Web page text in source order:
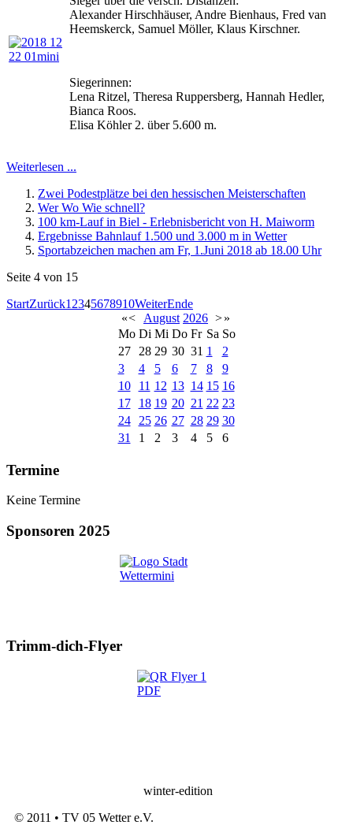
Alexander Hirschhäuser, Andre Bienhaus, Fred van
Heemskerck, Samuel Möller, Klaus Kirschner.
Siegerinnen:
Lena Ritzel, Theresa Ruppersberg, Hannah Hedler,
Bianca Roos.
Elisa Köhler 2. über 5.600 m.
Weiterlesen ...
Zwei Podestplätze bei den hessischen Meisterschaften
Wer Wo Wie schnell?
100 km-Lauf in Biel - Erlebnisbericht von H. Maiworm
Ergebnisse Bahnlauf 1.500 und 3.000 m in Wetter
Sportabzeichen machen am Fr, 1.Juni 2018 ab 18.00 Uhr
Seite 4 von 15
StartZurück1 2345678910WeiterEnde
«< August 2026 >»
Mo Di Mi Do Fr Sa So
27
28 29 30 31 1
2
3
4 5 6 7 8
9
10
11 12 13 14 15 16
17
18 19 20 21 22 23
24
25 26 27 28 29 30
31
1 2 3 4 5 6
Termine
Keine Termine
Sponsoren 2025
Trimm-dich-Flyer
winter-edition
© 2011 • TV 05 Wetter e.V.